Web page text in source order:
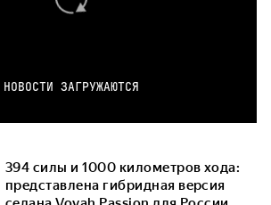
НОВОСТИ ЗАГРУЖАЮТСЯ
394 силы и 1000 километров хода:
представлена гибридная версия